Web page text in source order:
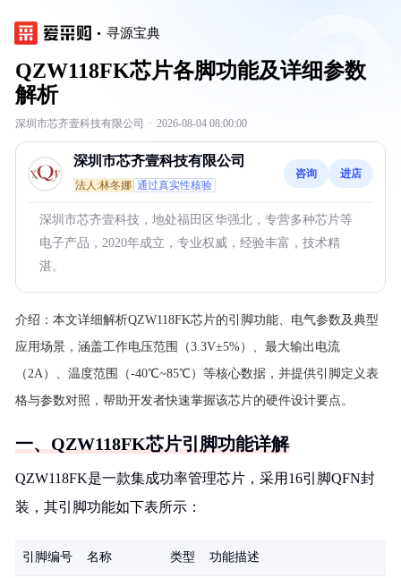
寻源宝典
QZW118FK芯片各脚功能及详细参数
解析
深圳市芯齐壹科技有限公司 · 2026-08-04 08:00:00
深圳市芯齐壹科技有限公司
法人:林冬娜 通过真实性核验
咨询 进店
深圳市芯齐壹科技，地处福田区华强北，专营多种芯片等
电子产品，2020年成立，专业权威，经验丰富，技术精
湛。
介绍： 本文详细解析QZW118FK芯片的引脚功能、电气参数及典型
应用场景，涵盖工作电压范围（3.3V±5%）、最大输出电流
（2A）、温度范围（-40℃~85℃）等核心数据，并提供引脚定义表
格与参数对照，帮助开发者快速掌握该芯片的硬件设计要点。
一、QZW118FK芯片引脚功能详解
QZW118FK是一款集成功率管理芯片，采用16引脚QFN封
装，其引脚功能如下表所示：
引脚编号 名称 类型 功能描述